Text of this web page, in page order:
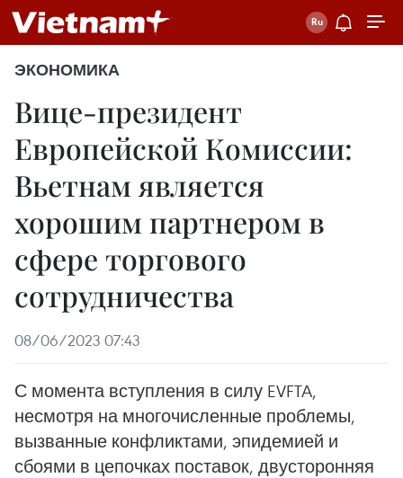
ЭКОНОМИКА
Вице-президент
Европейской Комиссии:
Вьетнам является
хорошим партнером в
сфере торгового
сотрудничества
08/06/2023 07:43
С момента вступления в силу EVFTA,
несмотря на многочисленные проблемы,
вызванные конфликтами, эпидемией и
сбоями в цепочках поставок, двусторонняя